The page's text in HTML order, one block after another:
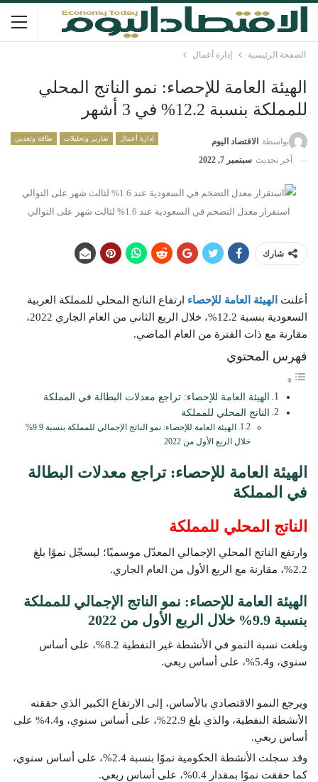
الصفحة الرئيسية إدارة أعمال
الهيئة العامة للإحصاء: نمو الناتج المحلي
للمملكة بنسبة 12.2% في 3 أشهر
إدارة أعمال تقارير وتحليلات طاقة وتعدين بواسطة
الاقتصاد اليوم
آخر تحديث سبتمبر 7, 2022
استقرار معدل التضخم في السعودية عند 1.6% لثالث شهر على التوالي
شارك
أعلنت الهيئة العامة للإحصاء ارتفاع الناتج المحلي للمملكة العربية
السعودية بنسبة 12.2%، خلال الربع الثاني من العام الجاري 2022،
مقارنة مع ذات الفترة من العام الماضي.
فهرس المحتوي
الهيئة العامة للإحصاء: تراجع معدلات البطالة في المملكة
الناتج المحلي للمملكة
الهيئة العامة للإحصاء: نمو الناتج الإجمالي للمملكة بنسبة 9.9%
خلال الربع الأول من 2022
الهيئة العامة للإحصاء: تراجع معدلات البطالة
في المملكة
الناتج المحلي للمملكة
وارتفع الناتج المحلي الإجمالي المعدّل موسميًا؛ ليسجّل نموًا بلغ
2.2%، مقارنة مع الربع الأول من العام الجاري.
الهيئة العامة للإحصاء: نمو الناتج الإجمالي للمملكة
بنسبة 9.9% خلال الربع الأول من 2022
وبلغت نسبة النمو في الأنشطة غير النفطية 8.2%، على أساس
سنوي، و5.4%، على أساس ربعي.
ويرجع النمو الاقتصادي بالأساس، إلى الارتفاع الكبير الذي حققته
الأنشطة النفطية، والذي بلغ 22.9%، على أساس سنوي، و4.4% على
أساس ربعي.
وقد سجلت الأنشطة الحكومية نموًا بنسبة 2.4%، على أساس سنوي،
كما حققت نموًا بمقدار 0.4%، على أساس ربعي.